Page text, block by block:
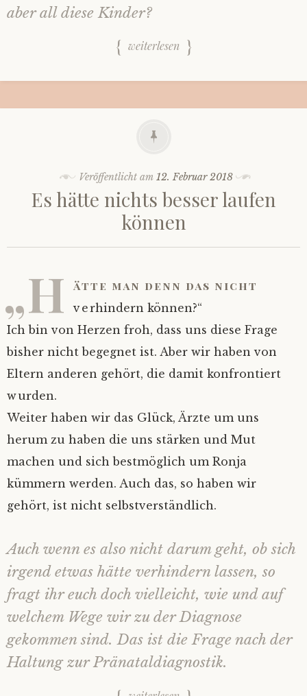
aber all diese Kinder?
weiterlesen
Veröffentlicht am 12. Februar 2018
Es hätte nichts besser laufen
können
„H ätte man denn das nicht
verhindern können?“
Ich bin von Herzen froh, dass uns diese Frage
bisher nicht begegnet ist. Aber wir haben von
Eltern anderen gehört, die damit konfrontiert
wurden.
Weiter haben wir das Glück, Ärzte um uns
herum zu haben die uns stärken und Mut
machen und sich bestmöglich um Ronja
kümmern werden. Auch das, so haben wir
gehört, ist nicht selbstverständlich.
Auch wenn es also nicht darum geht, ob sich
irgend etwas hätte verhindern lassen, so
fragt ihr euch doch vielleicht, wie und auf
welchem Wege wir zu der Diagnose
gekommen sind. Das ist die Frage nach der
Haltung zur Pränataldiagnostik.